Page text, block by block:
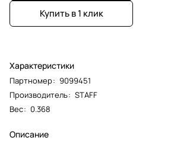
Купить в 1 клик
Характеристики
Партномер: 9099451
Производитель: STAFF
Вес: 0.368
Описание